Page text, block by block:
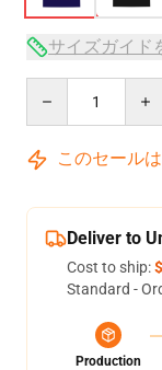
サイズガイド
このセール
Deliver to
Cost to ship:
Standard -
Production